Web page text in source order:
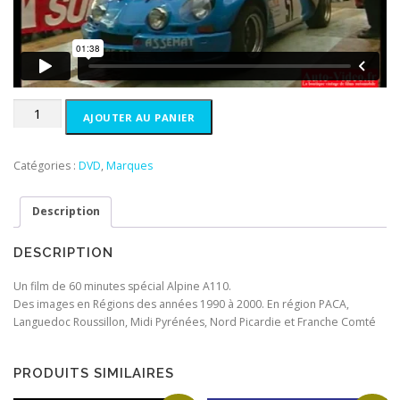
i
a
l
:
5
,
0
e
l
e
s
:
1
,
0
€
quantité
A110
AJOUTER AU PANIER
Catégories : DVD, Marques
Description
DESCRIPTION
Un film de 60 minutes spécial Alpine A110.
Des images en Régions des années 1990 à 2000. En région PACA,
Languedoc Roussillon, Midi Pyrénées, Nord Picardie et Franche Comté
PRODUITS SIMILAIRES